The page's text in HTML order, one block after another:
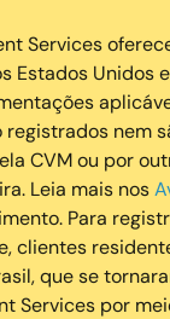
Services
Estados Unidos
registrados nem
CVM ou por
Leia mais nos
Para
clientes
que se
Services por